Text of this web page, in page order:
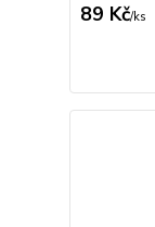
89 Kč/ks